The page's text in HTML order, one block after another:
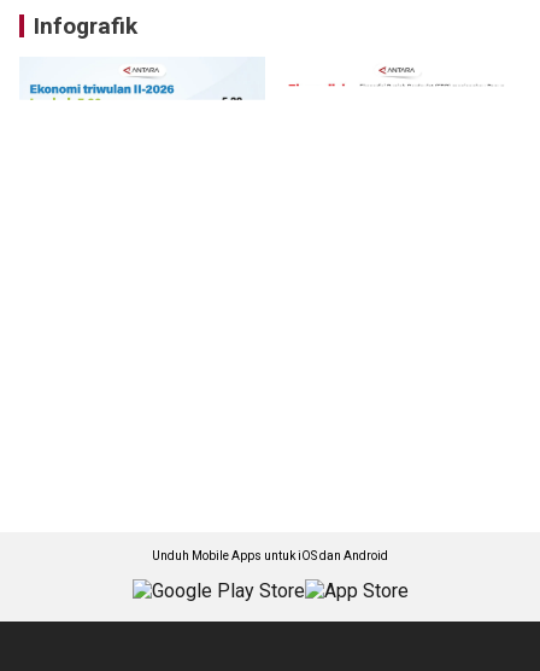
Infografik
Unduh Mobile Apps untuk iOS dan Android